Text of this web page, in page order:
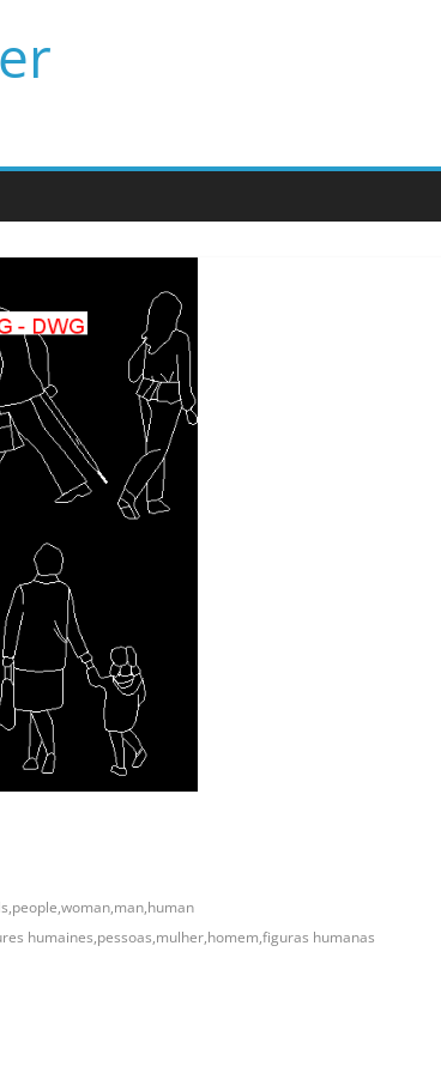
humaines,pessoas,mulher,homem,figuras humanas